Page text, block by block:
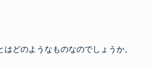
どのようなものなのでしょうか。